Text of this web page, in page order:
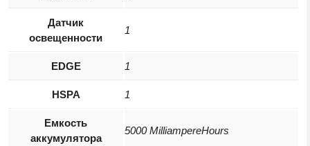
Датчик
освещенности
1
EDGE 1
HSPA 1
Емкость
аккумулятора
5000 MilliampereHours